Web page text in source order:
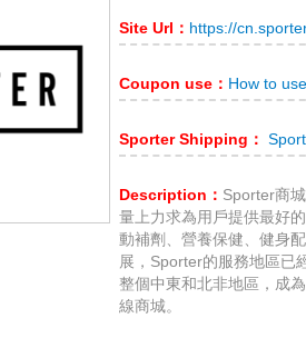
Site Url： https://
Coupon use： How to
Sporter Shipping：
Description： Sporter商
量上力求為用戶提供最好
動補劑、營養保健、健身
展，Sporter的服務地區已
整個中東和北非地區，成
線商城。